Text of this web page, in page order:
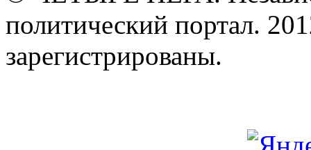
политический портал.
зарегистрированы.